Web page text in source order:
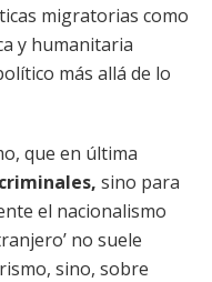
migratorias como
y humanitaria
más allá de lo
que en última
sino para
el nacionalismo
no suele
sino, sobre